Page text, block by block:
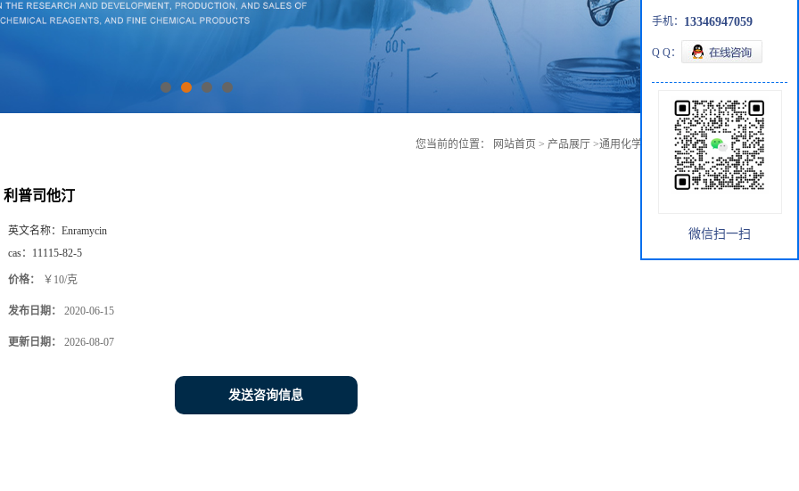
您当前的位置： 网站首页 > 产品展厅 >通用化学试剂 利普司他汀
利普司他汀
英文名称： Enramycin
cas： 11115-82-5
价格： ￥10/克
发布日期： 2020-06-15
更新日期： 2026-08-07
发送咨询信息
手机： 13346947059
Q Q：
微信扫一扫